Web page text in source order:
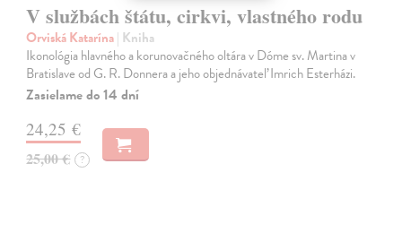
V službách štátu, cirkvi, vlastného rodu
Orviská Katarína| Kniha
Ikonológia hlavného a korunovačného oltára v Dóme sv. Martina v
Bratislave od G. R. Donnera a jeho objednávateľ Imrich Esterházi.
Zasielame do 14 dní
24,25 €
25,00 € ?